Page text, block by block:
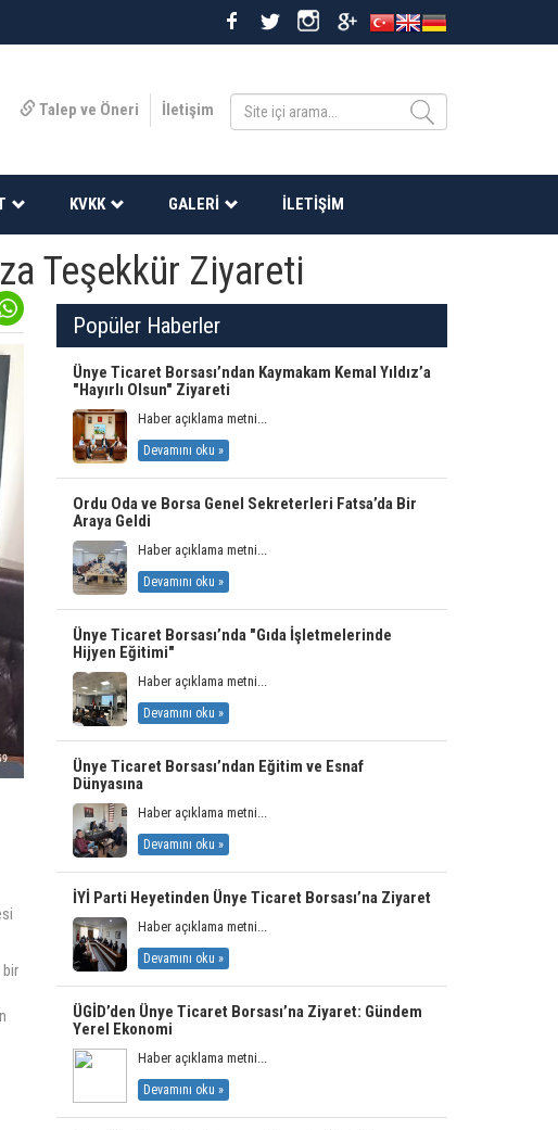
İletişim
Talep ve Öneri
KVKK GALERI İLETIŞIM
Teşekkür Ziyareti
bir
Popüler Haberler
Ünye Ticaret Borsası’ndan Kaymakam Kemal Yıldız’a
"Hayırlı Olsun" Ziyareti
Haber açıklama metni...
Devamını oku »
Ordu Oda ve Borsa Genel Sekreterleri Fatsa’da Bir
Araya Geldi
Haber açıklama metni...
Devamını oku »
Ünye Ticaret Borsası’nda "Gıda İşletmelerinde
Hijyen Eğitimi"
Haber açıklama metni...
Devamını oku »
Ünye Ticaret Borsası’ndan Eğitim ve Esnaf
Dünyasına
Haber açıklama metni...
Devamını oku »
İYİ Parti Heyetinden Ünye Ticaret Borsası’na Ziyaret
Haber açıklama metni...
Devamını oku »
ÜGİD’den Ünye Ticaret Borsası’na Ziyaret: Gündem
Yerel Ekonomi
Haber açıklama metni...
Devamını oku »